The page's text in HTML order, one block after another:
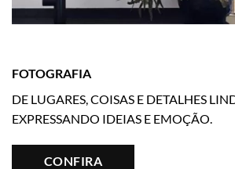
FOTOGRAFIA
DE LUGARES, COISAS E DETALHES
EXPRESSANDO IDEIAS E EMOÇÃO.
CONFIRA